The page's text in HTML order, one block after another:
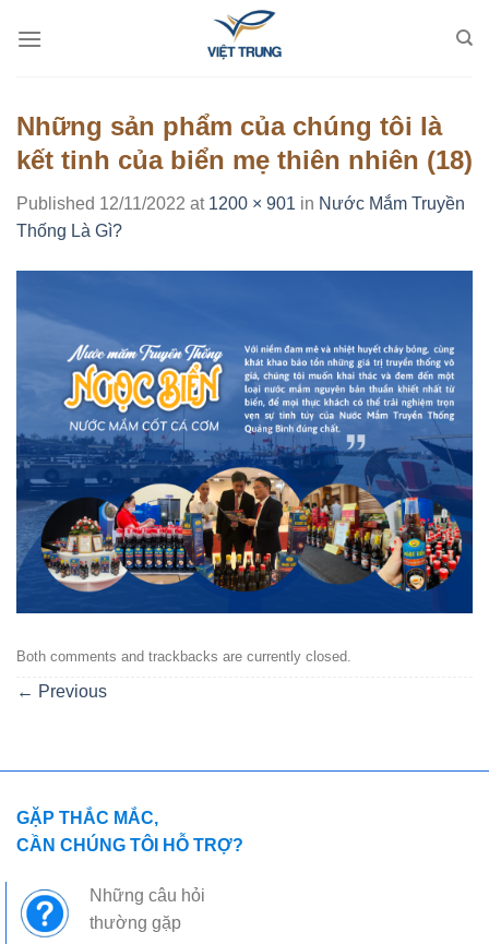
Những sản phẩm của chúng tôi là
kết tinh của biển mẹ thiên nhiên (18)
Published 12/11/2022 at 1200 × 901 in Nước Mắm Truyền
Thống Là Gì?
Both comments and trackbacks are currently closed.
← Previous
GẶP THẮC MẮC,
CẦN CHÚNG TÔI HỖ TRỢ?
Những câu hỏi
thường gặp